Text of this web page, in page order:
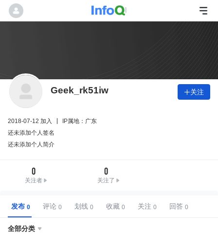
Geek_rk51iw 关注
2018-07-12 加入
IP属地：广东
还未添加个人签名
还未添加个人简介
0
关注者
0
关注了
发布 评论 划线 收藏 关注 回答
全部分类 